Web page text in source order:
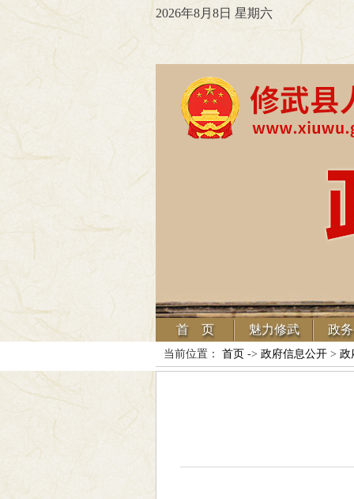
2026年8月8日 星期六
首 页 魅力修武 政
当前位置： 首页 -> 政府信息公开> 政